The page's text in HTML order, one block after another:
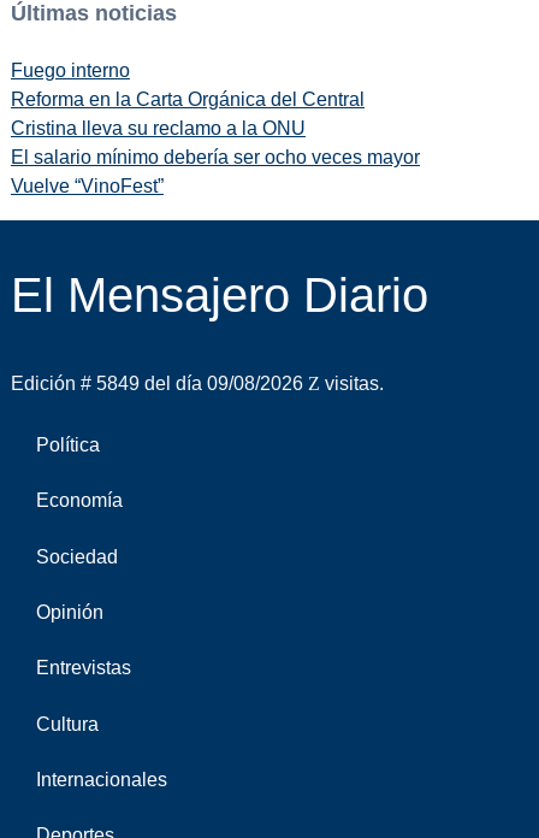
Últimas noticias
Fuego interno
Reforma en la Carta Orgánica del Central
Cristina lleva su reclamo a la ONU
El salario mínimo debería ser ocho veces mayor
Vuelve “VinoFest”
El Mensajero Diario
Edición # 5849 del día 09/08/2026 visitas.
Política
Economía
Sociedad
Opinión
Entrevistas
Cultura
Internacionales